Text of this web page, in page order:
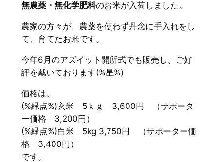
無農薬・無化学肥料のお米が入荷しました。
農家の方々が、農薬を使わず丹念に手入れをし
て、育てたお米です。
今年6月のアズイット開所式でも販売し、ご好
評を戴いております(%星%)
価格は、
(%緑点%)玄米 5ｋｇ 3,600円 （サポータ
ー価格 3,200円）
(%緑点%)白米 5kg 3,750円 （サポーター価
格 3,400円）
です。